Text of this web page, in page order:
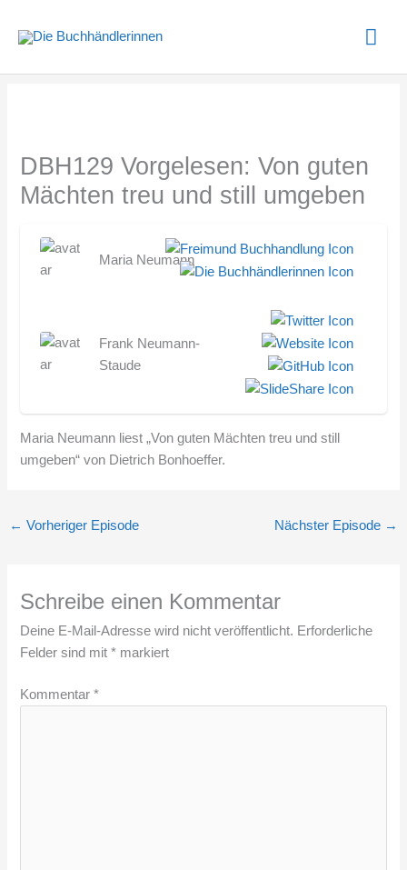
Inhalt
DBH129 Vorgelesen: Von guten
Mächten treu und still umgeben
Maria Neumann
Frank Neumann-
Staude
Maria Neumann liest „Von guten Mächten treu und still
umgeben“ von Dietrich Bonhoeffer.
← Vorheriger Episode Nächster Episode →
Schreibe einen Kommentar
Deine E-Mail-Adresse wird nicht veröffentlicht. Erforderliche
Felder sind mit* markiert
Kommentar*